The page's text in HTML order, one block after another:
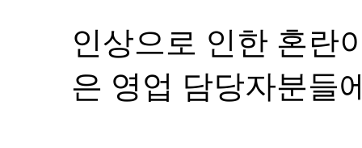
인상으로 인한 혼란
은 영업 담당자분들